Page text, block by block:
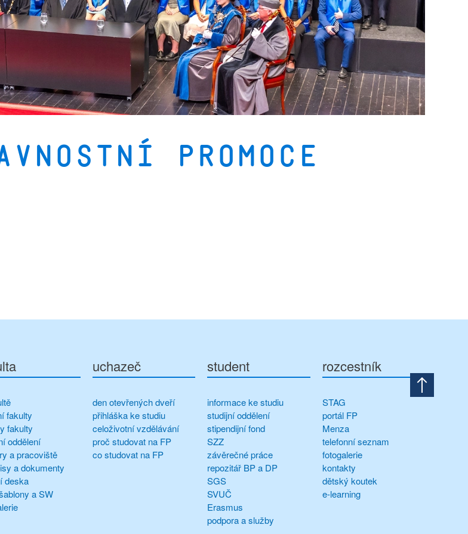
promoce
fakulty
fakulty
oddělení
a pracoviště
a dokumenty
deska
a SW
uchazeč
den otevřených dveří
přihláška ke studiu
celoživotní vzdělávání
proč studovat na FP
co studovat na FP
student
informace ke studiu
studijní oddělení
stipendijní fond
SZZ
závěrečné práce
repozitář BP a DP
SGS
SVUČ
Erasmus
podpora a služby
rozcestník
STAG
portál FP
Menza
telefonní seznam
fotogalerie
kontakty
dětský koutek
e-learning